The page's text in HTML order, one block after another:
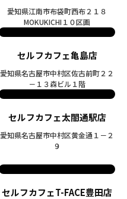
愛知県江南市布袋町西布２１８
MOKUKICHI１０区画
セルフカフェ亀島店
愛知県名古屋市中村区佐古前町２２
－１３森ビル１階
セルフカフェ太閤通駅店
愛知県名古屋市中村区黄金通１－２
９
セルフカフェT-FACE豊田店